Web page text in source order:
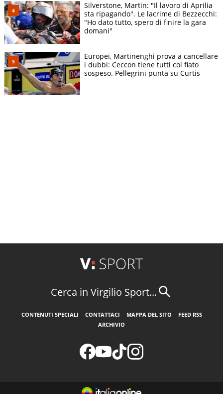
Silverstone, Martin: "Il lavoro di Aprilia
sta ripagando". Le lacrime di Bezzecchi:
"Ho dato tutto, spero di finire la gara
domani"
Europei, Martinenghi prova a cancellare
i dubbi: Ceccon tiene tutti col fiato
sospeso. Pellegrini punta su Curtis
Cerca in Virgilio Sport...
CONTENUTI SPECIALI CONTATTACI MAPPA DEL SITO
FEED RSS
ARCHIVIO